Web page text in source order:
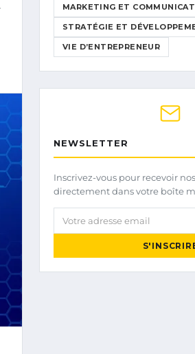
MARKETING ET
STRATÉGIE ET
VIE D’ENTREPRENEUR
NEWSLETTER
Inscrivez-vous pour recevoir
directement dans votre boîte
Votre adresse email